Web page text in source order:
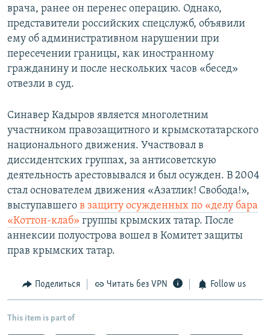
врача, ранее он перенес операцию. Однако,
представители российских спецслужб, объявили
ему об административном нарушении при
пересечении границы, как иностранному
гражданину и после нескольких часов «бесед»
отвезли в суд.
Синавер Кадыров является многолетним
участником правозащитного и крымскотатарского
национального движения. Участвовал в
диссидентских группах, за антисоветскую
деятельность арестовывался и был осужден. В 2004
стал основателем движения «Азатлик! Свобода!»,
выступавшего в защиту осужденных по «делу бара
«Коттон-клаб» группы крымских татар. После
аннексии полуострова вошел в Комитет защиты
прав крымских татар.
Поделиться Читать без VPN Follow us
This item is part of